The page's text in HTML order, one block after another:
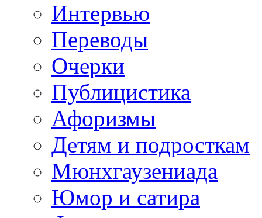
Интервью
Переводы
Очерки
Публицистика
Афоризмы
Детям и подросткам
Мюнхгаузениада
Юмор и сатира